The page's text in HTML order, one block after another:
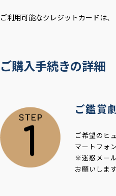
ご利用可能なクレジットカードは
ご購入手続きの詳細
ご鑑賞
ご希望のヒ
マートフォ
※迷惑メー
お願いします